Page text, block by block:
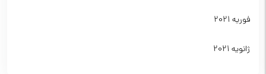
فوریه 2021
ژانویه 2021